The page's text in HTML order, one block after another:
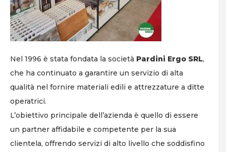
Nel 1996 è stata fondata la società Pardini Ergo SRL,
che ha continuato a garantire un servizio di alta
qualità nel fornire materiali edili e attrezzature a ditte
operatrici.
L’obiettivo principale dell’azienda è quello di essere
un partner affidabile e competente per la sua
clientela, offrendo servizi di alto livello che soddisfino